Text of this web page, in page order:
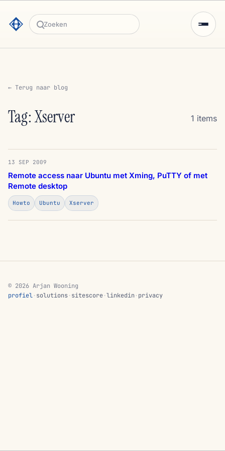
Zoeken
← Terug naar blog
Tag: Xserver 1 items
13 SEP 2009
Remote access naar Ubuntu met Xming, PuTTY of met
Remote desktop
Howto Ubuntu Xserver
© 2026 Arjan Wooning
profiel·solutions·sitescore·linkedin ·privacy